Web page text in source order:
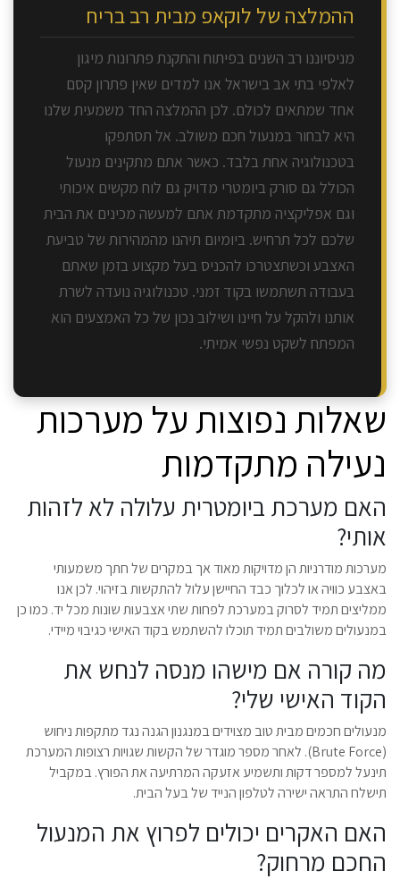
ההמלצה של לוקאפ מבית רב בריח
מניסיוננו רב השנים בפיתוח והתקנת פתרונות מיגון
לאלפי בתי אב בישראל אנו למדים שאין פתרון קסם
אחד שמתאים לכולם. לכן ההמלצה החד משמעית שלנו
היא לבחור במנעול חכם משולב. אל תסתפקו
בטכנולוגיה אחת בלבד. כאשר אתם מתקינים מנעול
הכולל גם סורק ביומטרי מדויק גם לוח מקשים איכותי
וגם אפליקציה מתקדמת אתם למעשה מכינים את הבית
שלכם לכל תרחיש. ביומיום תיהנו מהמהירות של טביעת
האצבע וכשתצטרכו להכניס בעל מקצוע בזמן שאתם
בעבודה תשתמשו בקוד זמני. טכנולוגיה נועדה לשרת
אותנו ולהקל על חיינו ושילוב נכון של כל האמצעים הוא
המפתח לשקט נפשי אמיתי.
שאלות נפוצות על מערכות
נעילה מתקדמות
האם מערכת ביומטרית עלולה לא לזהות
אותי?
מערכות מודרניות הן מדויקות מאוד אך במקרים של חתך משמעותי
באצבע כוויה או לכלוך כבד החיישן עלול להתקשות בזיהוי. לכן אנו
ממליצים תמיד לסרוק במערכת לפחות שתי אצבעות שונות מכל יד. כמו כן
במנעולים משולבים תמיד תוכלו להשתמש בקוד האישי כגיבוי מיידי.
מה קורה אם מישהו מנסה לנחש את
הקוד האישי שלי?
מנעולים חכמים מבית טוב מצוידים במנגנון הגנה נגד מתקפות ניחוש
(Brute Force). לאחר מספר מוגדר של הקשות שגויות רצופות המערכת
תינעל למספר דקות ותשמיע אזעקה המרתיעה את הפורץ. במקביל
תישלח התראה ישירה לטלפון הנייד של בעל הבית.
האם האקרים יכולים לפרוץ את המנעול
החכם מרחוק?